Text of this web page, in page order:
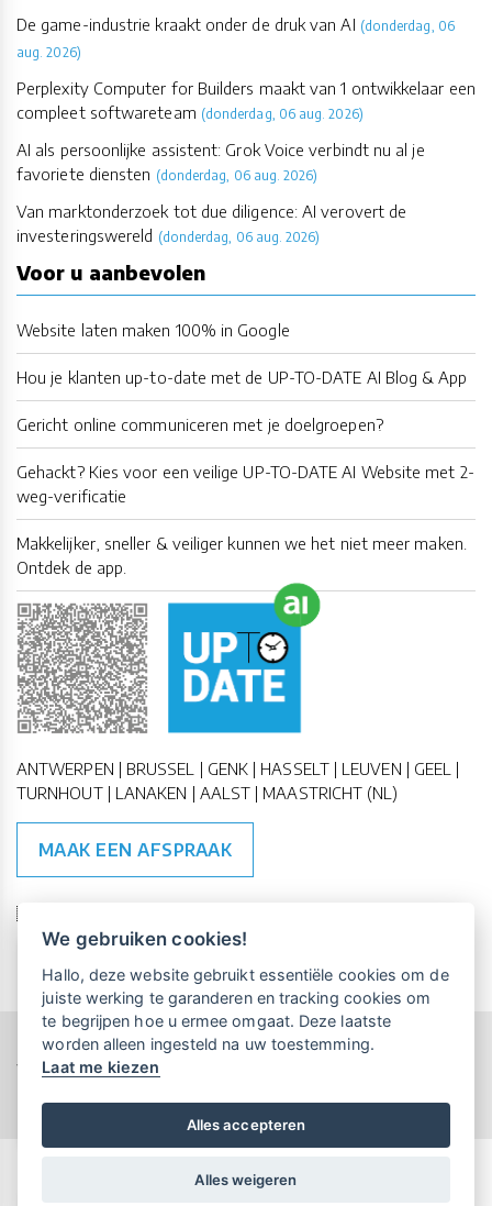
De game-industrie kraakt onder de druk van AI (donderdag, 06
aug. 2026)
Perplexity Computer for Builders maakt van 1 ontwikkelaar een
compleet softwareteam (donderdag, 06 aug. 2026)
AI als persoonlijke assistent: Grok Voice verbindt nu al je
favoriete diensten (donderdag, 06 aug. 2026)
Van marktonderzoek tot due diligence: AI verovert de
investeringswereld (donderdag, 06 aug. 2026)
Voor u aanbevolen
Website laten maken 100% in Google
Hou je klanten up-to-date met de UP-TO-DATE AI Blog & App
Gericht online communiceren met je doelgroepen?
Gehackt? Kies voor een veilige UP-TO-DATE AI Website met 2-
weg-verificatie
Makkelijker, sneller & veiliger kunnen we het niet meer maken.
Ontdek de app.
ANTWERPEN | BRUSSEL | GENK | HASSELT | LEUVEN | GEEL |
TURNHOUT | LANAKEN | AALST | MAASTRICHT (NL)
MAAK EEN AFSPRAAK
🇪🇺 🇧🇪
Copyright All Rights Reserved © 2015-2026 UP-TO-DATE
WebDesign
Privacy & Cookies
Locations Algemene Voorwaarden
We gebruiken cookies!
Hallo, deze website gebruikt essentiële cookies om de
juiste werking te garanderen en tracking cookies om
te begrijpen hoe u ermee omgaat. Deze laatste
worden alleen ingesteld na uw toestemming.
Laat me kiezen
Alles accepteren
Alles weigeren
Vrijblijvende kennismaking?Boek
een persoonlijke demo.
Maandelijks gratis opleidingen